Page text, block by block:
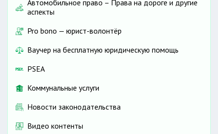
Автомобильное право – Права на дороге и другие
аспекты
Pro bono — юрист-волонтёр
Ваучер на бесплатную юридическую помощь
PSEA
Коммунальные услуги
Новости законодательства
Видео контенты